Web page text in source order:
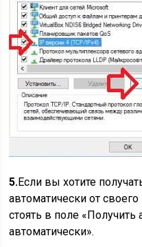
5.Если вы хотите
автоматически от
стоять в поле «Получить
автоматически».